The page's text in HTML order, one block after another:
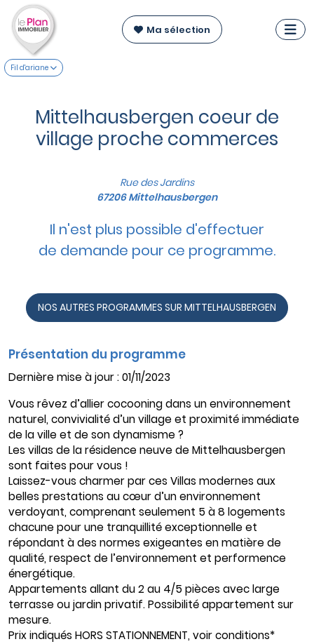
Ma sélection
Fil d'ariane
Mittelhausbergen coeur de
village proche commerces
Rue des Jardins
67206 Mittelhausbergen
Il n'est plus possible d'effectuer
de demande pour ce programme.
NOS AUTRES PROGRAMMES SUR MITTELHAUSBERGEN
Présentation du programme
Dernière mise à jour : 01/11/2023
Vous rêvez d’allier cocooning dans un environnement
naturel, convivialité d’un village et proximité immédiate
de la ville et de son dynamisme ?
Les villas de la résidence neuve de Mittelhausbergen
sont faites pour vous !
Laissez-vous charmer par ces Villas modernes aux
belles prestations au cœur d’un environnement
verdoyant, comprenant seulement 5 à 8 logements
chacune pour une tranquillité exceptionnelle et
répondant à des normes exigeantes en matière de
qualité, respect de l’environnement et performence
énergétique.
Appartements allant du 2 au 4/5 pièces avec large
terrasse ou jardin privatif. Possibilité appartement sur
mesure.
Prix indiqués HORS STATIONNEMENT, voir conditions*